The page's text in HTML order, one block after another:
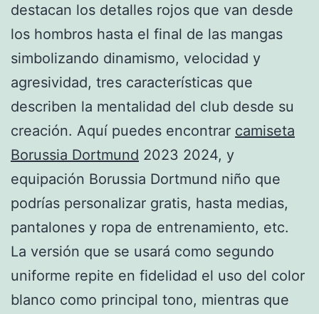
destacan los detalles rojos que van desde
los hombros hasta el final de las mangas
simbolizando dinamismo, velocidad y
agresividad, tres características que
describen la mentalidad del club desde su
creación. Aquí puedes encontrar camiseta
Borussia Dortmund 2023 2024, y
equipación Borussia Dortmund niño que
podrías personalizar gratis, hasta medias,
pantalones y ropa de entrenamiento, etc.
La versión que se usará como segundo
uniforme repite en fidelidad el uso del color
blanco como principal tono, mientras que